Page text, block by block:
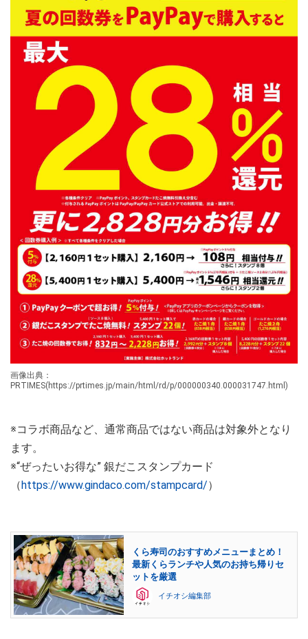
画像出典：
PRTIMES(https://prtimes.jp/main/html/rd/p/000000340.000031747.html)
※コラボ商品など、通常商品ではない商品は対象外となり
ます。
※“ぜったいお得な” 銀だこスタンプカード
（https://www.gindaco.com/stampcard/）
くら寿司のおすすめメニューまとめ！
最新くらランチや人気のお持ち帰りセ
ットを厳選
イチオシ編集部